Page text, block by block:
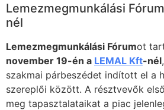
Lemezmegmunkálási
nél
Lemezmegmunkálási Fórumot
november 19-én a LEMAL Kft-nél
szakmai párbeszédet indított el a
szereplői között. A résztvevők
meg tapasztalataikat a piac